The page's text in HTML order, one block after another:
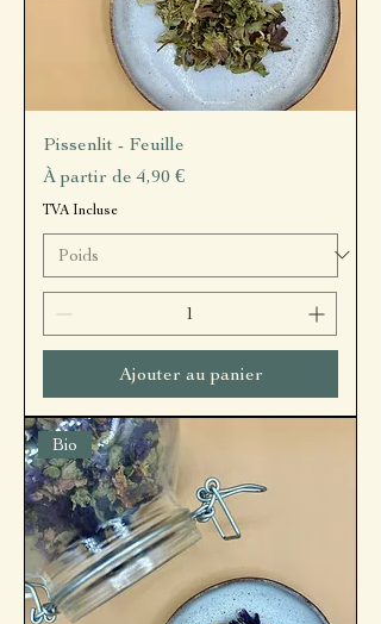
Pissenlit - Feuille
À partir de4,90 €
Prix promotionnel
TVA Incluse
Ajouter au panier
Bio